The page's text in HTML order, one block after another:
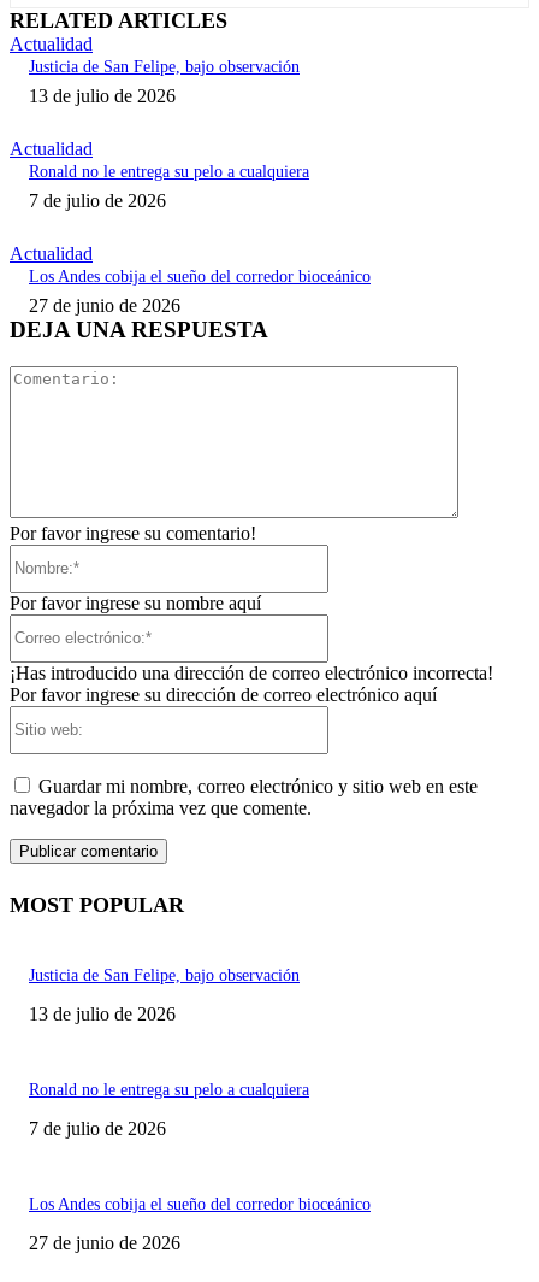
RELATED ARTICLES
Actualidad
Justicia de San Felipe, bajo observación
13 de julio de 2026
Actualidad
Ronald no le entrega su pelo a cualquiera
7 de julio de 2026
Actualidad
Los Andes cobija el sueño del corredor bioceánico
27 de junio de 2026
DEJA UNA RESPUESTA
Por favor ingrese su comentario!
Por favor ingrese su nombre aquí
¡Has introducido una dirección de correo electrónico incorrecta!
Por favor ingrese su dirección de correo electrónico aquí
Guardar mi nombre, correo electrónico y sitio web en este
navegador la próxima vez que comente.
MOST POPULAR
Justicia de San Felipe, bajo observación
13 de julio de 2026
Ronald no le entrega su pelo a cualquiera
7 de julio de 2026
Los Andes cobija el sueño del corredor bioceánico
27 de junio de 2026